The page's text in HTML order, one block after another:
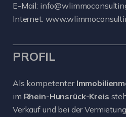
E-Mail:
Internet:
PROFIL
Als kompetenter
im Rhein-Hunsrück-Kreis
Verkauf und bei der